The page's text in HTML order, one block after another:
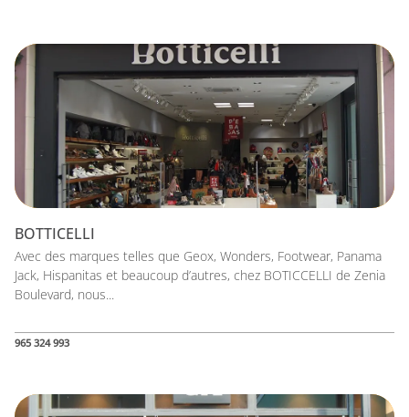
BOTTICELLI
Avec des marques telles que Geox, Wonders, Footwear, Panama
Jack, Hispanitas et beaucoup d’autres, chez BOTICCELLI de Zenia
Boulevard, nous...
965 324 993